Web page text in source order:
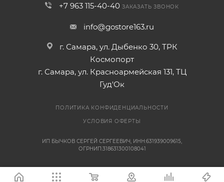
+7 963 115-40-40 ЗАКАЗАТЬ ЗВОНОК
info@gostore163.ru
г. Самара, ул. Дыбенко 30, ТРК
Космопорт
г. Самара, ул. Красноармейская 131, ТЦ
Гуд'Ок
ПОЛИТИКА КОНФИДЕНЦИАЛЬНОСТИ
УСЛОВИЯ ОФЕРТЫ
ИП БЫЧКОВ СЕРГЕЙ СЕРГЕЕВИЧ, ИНН:631939009615,
ОГРНИП:318631300108041